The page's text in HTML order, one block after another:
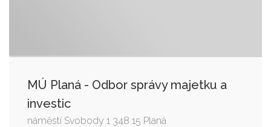
MÚ Planá - Odbor správy majetku a
investic
náměstí Svobody 1 348 15 Planá